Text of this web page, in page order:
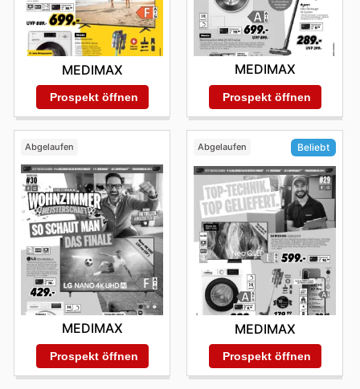
MEDIMAX
Prospekt öffnen
MEDIMAX
Prospekt öffnen
Abgelaufen
MEDIMAX
Prospekt öffnen
Abgelaufen Beliebt
MEDIMAX
Prospekt öffnen